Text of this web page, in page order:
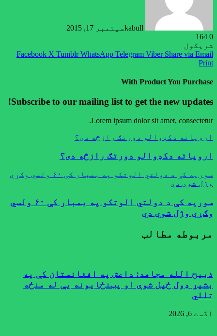
kabullسپتمبر 17, 2015
0
شریکول
Facebook X Tumblr WhatsApp Telegram Viber Share via Email
Print
With Product You Purchase
Subscribe to our mailing list to get the new updates!
Lorem ipsum dolor sit amet, consectetur.
‫اروپاته دکډوالو دورتګ رازڅه دی؟
‫اروپاته دکډوالو دورتګ رازڅه دی؟
سوريه کې د دولتي الوتکو په بمبار کې ۶۰ ولسي وګړي
وژل شوي دي
سوريه کې د دولتي الوتکو په بمبار کې ۶۰ ولسي
وګړي وژل شوي دي
مربوطه مطالب
ذبیح الله مجاهد: داعش په افغانستان کې په
بشپړ ډول ځپل شوې او پټنځایونه یې له منځه
تللي
اگست 6, 2026